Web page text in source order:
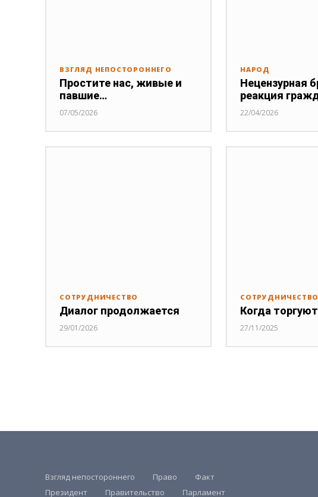
ВЗГЛЯД НЕПОСТОРОННЕГО
Простите нас, живые и
павшие…
07/05/2026
НАРОД
Нецензурная
реакция
22/04/2026
СОТРУДНИЧЕСТВО
Диалог продолжается
29/01/2026
СОТРУДНИЧЕСТВО
Когда
27/11/2025
Взгляд непостороннего Право
Факт
Президент
Правительство Парламент